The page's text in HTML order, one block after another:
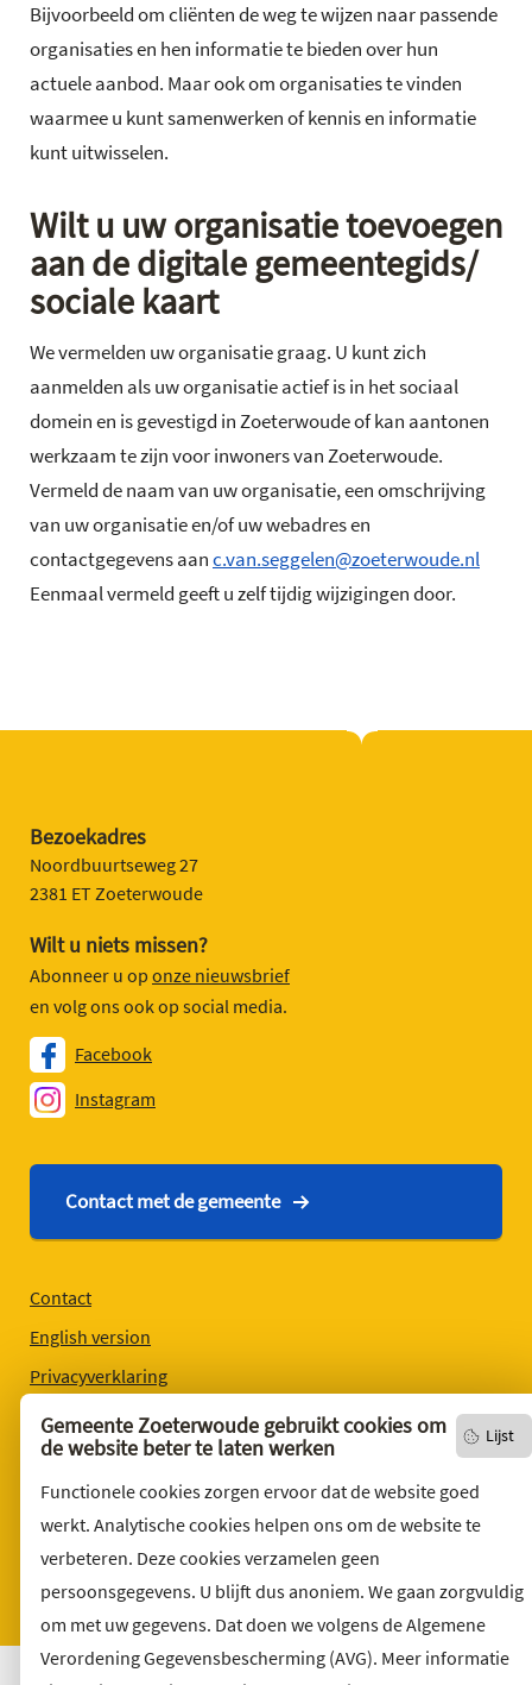
Lijst
Gemeente Zoeterwoude gebruikt cookies om
de website beter te laten werken
Functionele cookies zorgen ervoor dat de website goed
werkt. Analytische cookies helpen ons om de website te
verbeteren. Deze cookies verzamelen geen
persoonsgegevens. U blijft dus anoniem. We gaan zorgvuldig
om met uw gegevens. Dat doen we volgens de Algemene
Verordening Gegevensbescherming (AVG). Meer informatie
Bijvoorbeeld om cliënten de weg te wijzen naar passende
organisaties en hen informatie te bieden over hun
actuele aanbod. Maar ook om organisaties te vinden
waarmee u kunt samenwerken of kennis en informatie
kunt uitwisselen.
Wilt u uw organisatie toevoegen
aan de digitale gemeentegids/
sociale kaart
We vermelden uw organisatie graag. U kunt zich
aanmelden als uw organisatie actief is in het sociaal
domein en is gevestigd in Zoeterwoude of kan aantonen
werkzaam te zijn voor inwoners van Zoeterwoude.
Vermeld de naam van uw organisatie, een omschrijving
van uw organisatie en/of uw webadres en
contactgegevens aanc.van.seggelen@zoeterwoude.nl
Eenmaal vermeld geeft u zelf tijdig wijzigingen door.
Bezoekadres
Noordbuurtseweg 27
2381 ET Zoeterwoude
Wilt u niets missen?
Abonneer u op onze nieuwsbrief
en volg ons ook op social media.
Facebook
Instagram
Contact met de gemeente
Contact
English version
Privacyverklaring
Over deze website
Sitemap
Toegankelijkheid
Klacht indienen
Archief